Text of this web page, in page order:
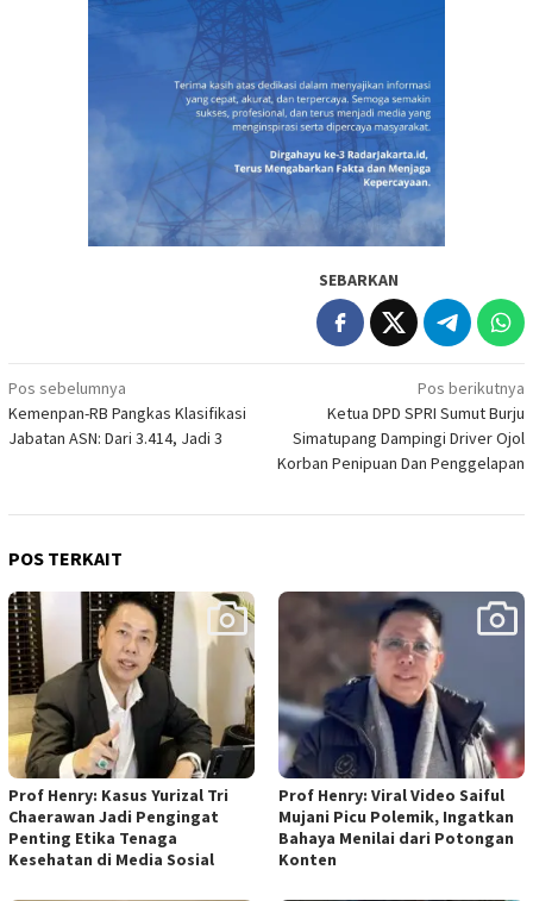
SEBARKAN
Navigasi
pos
Pos sebelumnya
Kemenpan-RB Pangkas Klasifikasi
Jabatan ASN: Dari 3.414, Jadi 3
Pos berikutnya
Ketua DPD SPRI Sumut Burju
Simatupang Dampingi Driver Ojol
Korban Penipuan Dan Penggelapan
POS TERKAIT
Prof Henry: Kasus Yurizal Tri
Chaerawan Jadi Pengingat
Penting Etika Tenaga
Kesehatan di Media Sosial
Prof Henry: Viral Video Saiful
Mujani Picu Polemik, Ingatkan
Bahaya Menilai dari Potongan
Konten